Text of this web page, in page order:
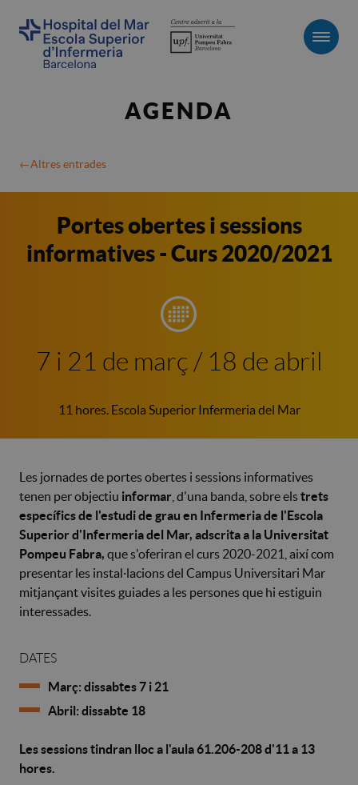
AGENDA
Altres entrades
Portes obertes i sessions
informatives - Curs 2020/2021
7 i 21 de març / 18 de abril
11 hores. Escola Superior Infermeria del Mar
Les jornades de portes obertes i sessions informatives
tenen per objectiu informar , d'una banda, sobre elstrets
específics de l'estudi de grau en Infermeria de l'Escola
Superior d'Infermeria del Mar, adscrita a la Universitat
Pompeu Fabra, que s'oferiran el curs 2020-2021, així com
presentar les instal·lacions del Campus Universitari Mar
mitjançant visites guiades a les persones que hi estiguin
interessades.
DATES
Març: dissabtes 7 i 21
Abril: dissabte 18
Les sessions tindran lloc a l'aula 61.206-208 d'11 a 13
hores.